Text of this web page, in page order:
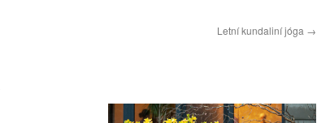
Letní kundaliní jóga →